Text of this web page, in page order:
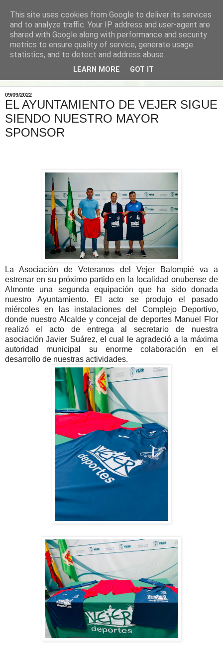
09/09/2022
EL AYUNTAMIENTO DE VEJER SIGUE
SIENDO NUESTRO MAYOR
SPONSOR
La Asociación de Veteranos del Vejer Balompié va a
estrenar en su próximo partido en la localidad onubense de
Almonte una segunda equipación que ha sido donada
nuestro Ayuntamiento. El acto se produjo el pasado
miércoles en las instalaciones del Complejo Deportivo,
donde nuestro Alcalde y concejal de deportes Manuel Flor
realizó el acto de entrega al secretario de nuestra
asociación Javier Suárez, el cual le agradeció a la máxima
autoridad municipal su enorme colaboración en el
desarrollo de nuestras actividades.
This site uses cookies from Google to deliver its services
and to analyze traffic. Your IP address and user-agent are
shared with Google along with performance and security
metrics to ensure quality of service, generate usage
statistics, and to detect and address abuse.
LEARN MORE GOT IT